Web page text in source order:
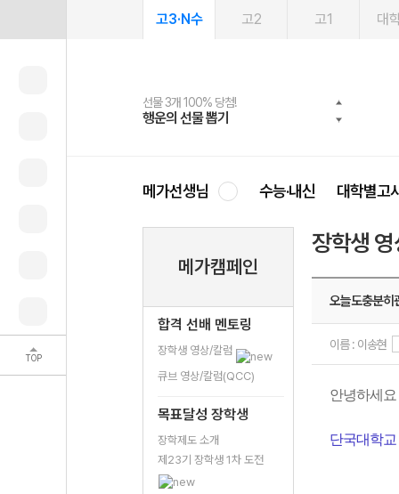
TOP
고3·N수 고2 고1 대
선물 3개 100% 당첨!
행운의 선물 뽑기
선물 100% 증정!
메가스터디 X 올리브
여름방학 스터디 캐시백
메가런 썸머스쿨
2027 러셀 단과
강사 공개선발
스마트러닝앱
설문 EVENT
메가패스
3일 무료 체험권
메가패스 수강생 무료혜택!
메가클럽 멤버십
사회공헌 캠페인
희망이룸 메가나눔
메가선생님 수능·내신 대학별고
메가캠페인
합격 선배 멘토링
장학생 영상/칼럼
큐브 영상/칼럼(QCC)
목표달성 장학생
장학제도 소개
제23기 장학생 1차 도전
장학생
오늘도충분히
이름 : 이송현
안녕하세요
단국대학